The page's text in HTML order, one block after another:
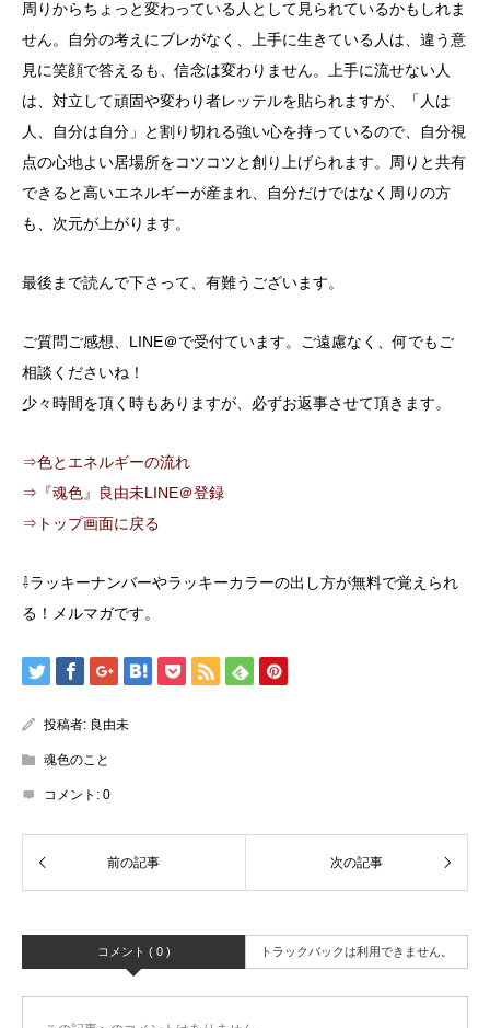
周りからちょっと変わっている人として見られているかもしれま
せん。自分の考えにブレがなく、上手に生きている人は、違う意
見に笑顔で答えるも、信念は変わりません。上手に流せない人
は、対立して頑固や変わり者レッテルを貼られますが、「人は
人、自分は自分」と割り切れる強い心を持っているので、自分視
点の心地よい居場所をコツコツと創り上げられます。周りと共有
できると高いエネルギーが産まれ、自分だけではなく周りの方
も、次元が上がります。
最後まで読んで下さって、有難うございます。
ご質問ご感想、LINE＠で受付ています。ご遠慮なく、何でもご
相談くださいね！
少々時間を頂く時もありますが、必ずお返事させて頂きます。
⇒色とエネルギーの流れ
⇒『魂色』良由未LINE＠登録
⇒トップ画面に戻る
⇩ラッキーナンバーやラッキーカラーの出し方が無料で覚えられ
る！メルマガです。
投稿者: 良由未
魂色のこと
コメント: 0
コメント ( 0 ) トラックバックは利用できません。